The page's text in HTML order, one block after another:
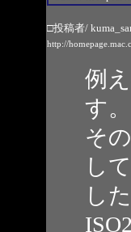
□投稿者/
http://
例
す。
そ
し
した